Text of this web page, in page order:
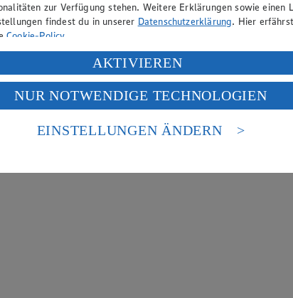
zur Verfügung stehen. Weitere Erklärungen sowie einen
findest du in unserer Datenschutzerklärung. Hier
Cookie-Policy.
personenbezogenen Daten in den USA durch Facebook und
klickst, willigst du im Sinne des Art. 49 Abs. 1 Satz 1 lit.
in den USA verarbeitet werden. Der EuGH sieht die USA als
Standards nicht angemessenen Datenschutzniveau an. Es
durch US-amerikanische Behörden.
AKTIVIEREN
NUR NOTWENDIGE TECHNOLOGIEN
EINSTELLUNGEN ÄNDERN